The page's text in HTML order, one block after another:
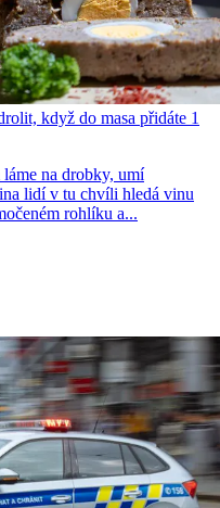
když do masa přidáte 1
láme na drobky, umí
lidí v tu chvíli hledá vinu
rohlíku a...